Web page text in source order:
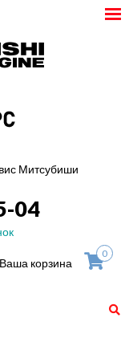
Митсубиши
04
Ваша корзина
0